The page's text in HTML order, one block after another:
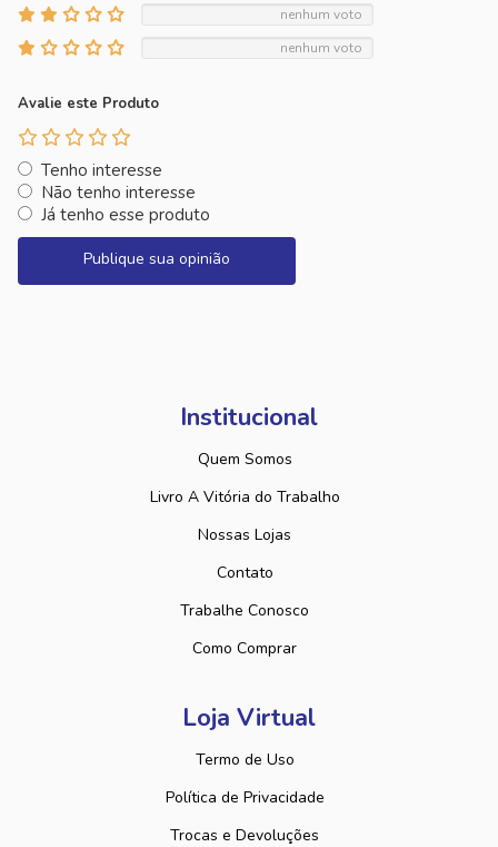
nenhum voto
nenhum voto
Avalie este Produto
Tenho interesse
Não tenho interesse
Já tenho esse produto
Publique sua opinião
Institucional
Quem Somos
Livro A Vitória do Trabalho
Nossas Lojas
Contato
Trabalhe Conosco
Como Comprar
Loja Virtual
Termo de Uso
Política de Privacidade
Trocas e Devoluções